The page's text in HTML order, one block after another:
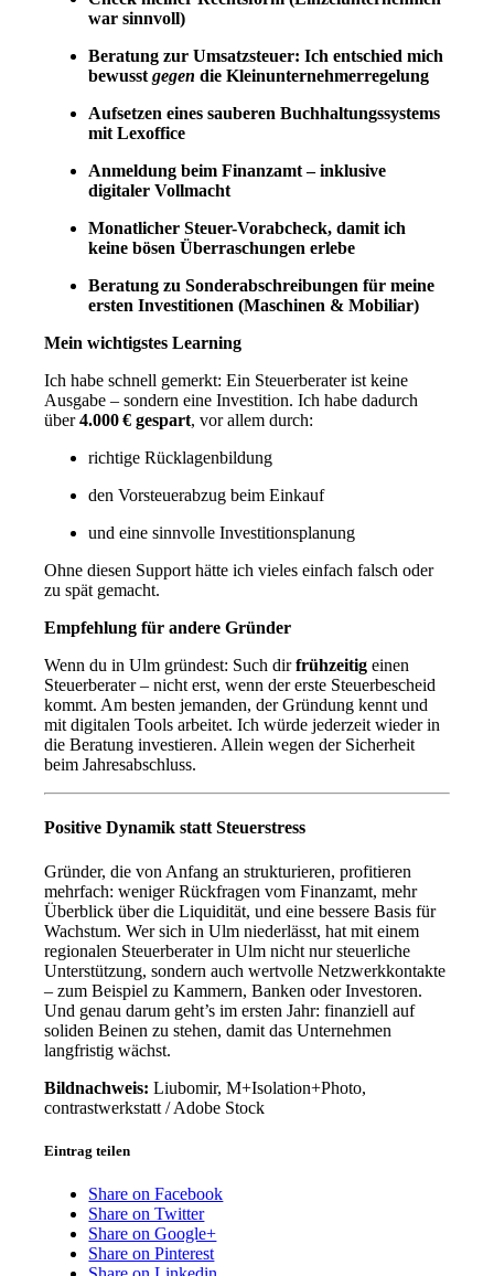
war sinnvoll)
Beratung zur Umsatzsteuer: Ich entschied mich
bewusstgegen die Kleinunternehmerregelung
Aufsetzen eines sauberen Buchhaltungssystems
mit Lexoffice
Anmeldung beim Finanzamt – inklusive
digitaler Vollmacht
Monatlicher Steuer-Vorabcheck, damit ich
keine bösen Überraschungen erlebe
Beratung zu Sonderabschreibungen für meine
ersten Investitionen (Maschinen & Mobiliar)
Mein wichtigstes Learning
Ich habe schnell gemerkt: Ein Steuerberater ist keine
Ausgabe – sondern eine Investition. Ich habe dadurch
über4.000 € gespart, vor allem durch:
richtige Rücklagenbildung
den Vorsteuerabzug beim Einkauf
und eine sinnvolle Investitionsplanung
Ohne diesen Support hätte ich vieles einfach falsch oder
zu spät gemacht.
Empfehlung für andere Gründer
Wenn du in Ulm gründest: Such dirfrühzeitig einen
Steuerberater – nicht erst, wenn der erste Steuerbescheid
kommt. Am besten jemanden, der Gründung kennt und
mit digitalen Tools arbeitet. Ich würde jederzeit wieder in
die Beratung investieren. Allein wegen der Sicherheit
beim Jahresabschluss.
Positive Dynamik statt Steuerstress
Gründer, die von Anfang an strukturieren, profitieren
mehrfach: weniger Rückfragen vom Finanzamt, mehr
Überblick über die Liquidität, und eine bessere Basis für
Wachstum. Wer sich in Ulm niederlässt, hat mit einem
regionalen Steuerberater in Ulm nicht nur steuerliche
Unterstützung, sondern auch wertvolle Netzwerkkontakte
– zum Beispiel zu Kammern, Banken oder Investoren.
Und genau darum geht’s im ersten Jahr: finanziell auf
soliden Beinen zu stehen, damit das Unternehmen
langfristig wächst.
Bildnachweis:Liubomir,M+Isolation+Photo,
contrastwerkstatt / Adobe Stock
Eintrag teilen
Share on Facebook
Share on Twitter
Share on Google+
Share on Pinterest